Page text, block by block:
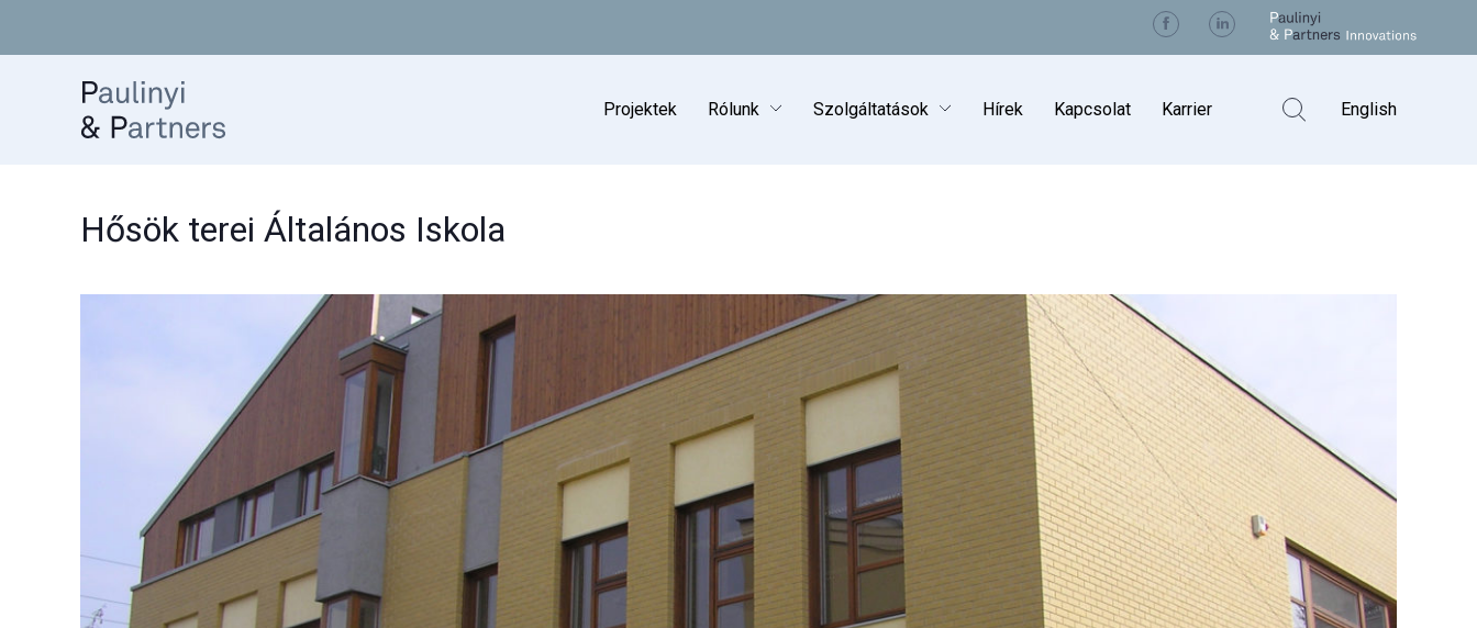
Visit us on Facebook
Visit us on Linkedin
Projektek Rólunk Szolgáltatások Hírek Kapcsolat Karrier Kereső
English
Hősök terei Általános Iskola